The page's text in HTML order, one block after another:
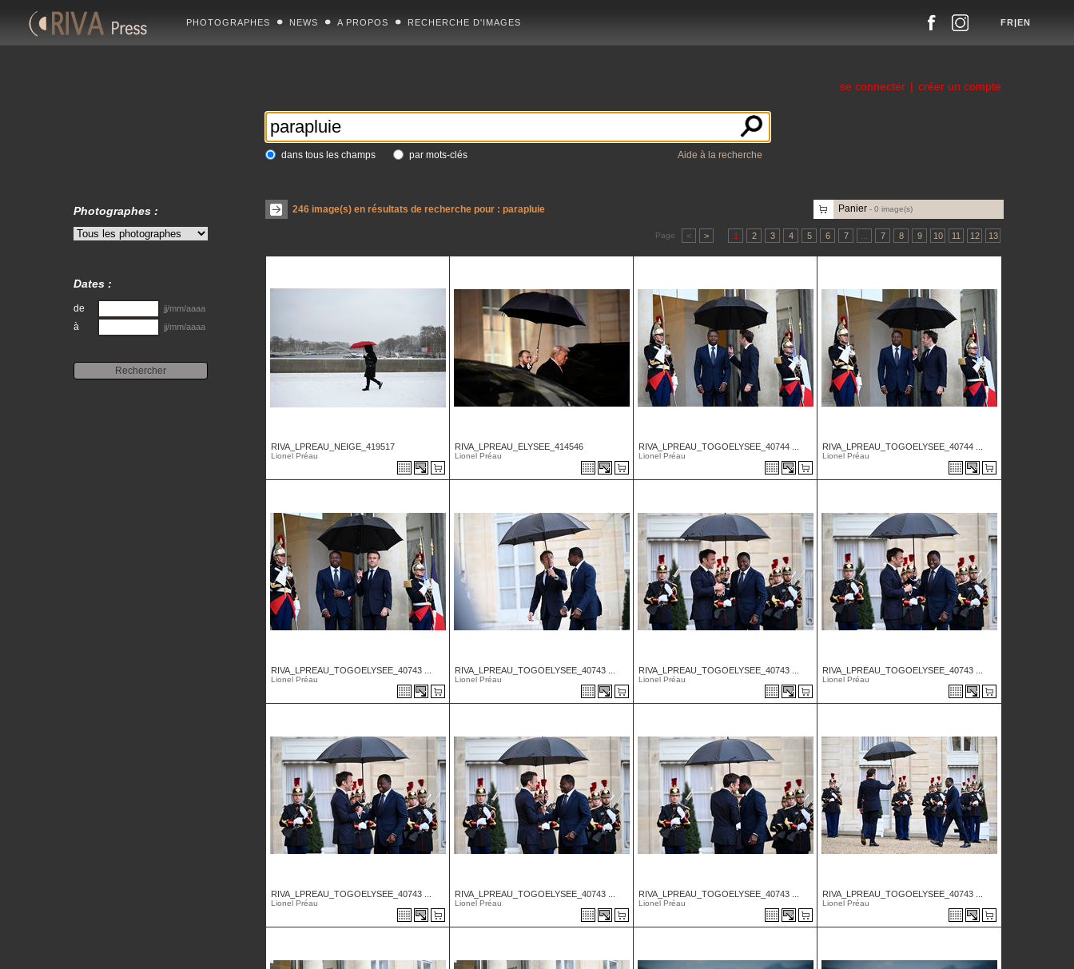
PHOTOGRAPHES NEWS A PROPOS RECHERCHE D'IMAGES FR|EN
se connecter | créer un compte
dans tous les champs par mots-clés Aide à la recherche
246 image(s) en résultats de recherche pour : parapluie Panier - 0 image(s)
Page < > 1 2 3 4 5 6 7 7 8 9 10 11 12 13
RIVA_LPREAU_NEIGE_419517
Lionel Préau
RIVA_LPREAU_ELYSEE_414546
Lionel Préau
RIVA_LPREAU_TOGOELYSEE_40744 ...
Lionel Préau
RIVA_LPREAU_TOGOELYSEE_40744 ...
Lionel Préau
RIVA_LPREAU_TOGOELYSEE_40743 ...
Lionel Préau
RIVA_LPREAU_TOGOELYSEE_40743 ...
Lionel Préau
RIVA_LPREAU_TOGOELYSEE_40743 ...
Lionel Préau
RIVA_LPREAU_TOGOELYSEE_40743 ...
Lionel Préau
RIVA_LPREAU_TOGOELYSEE_40743 ...
Lionel Préau
RIVA_LPREAU_TOGOELYSEE_40743 ...
Lionel Préau
RIVA_LPREAU_TOGOELYSEE_40743 ...
Lionel Préau
RIVA_LPREAU_TOGOELYSEE_40743 ...
Lionel Préau
Photographes :
Dates :
de jj/mm/aaaa
à jj/mm/aaaa